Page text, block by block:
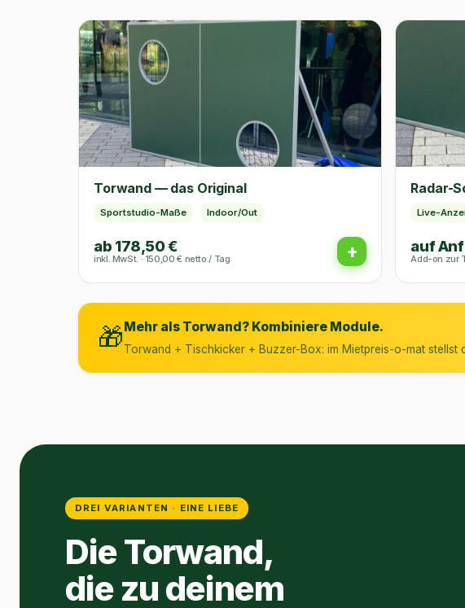
Torwand — das Original
Sportstudio-Maße Indoor/Out
ab 178,50 €
inkl. MwSt. · 150,00 € netto / Tag +
Radar-
Live-
auf
Add-on zur
🎁Mehr als Torwand? Kombiniere Module.
Torwand + Tischkicker + Buzzer-Box: im Mietpreis-o-mat
DREI VARIANTEN · EINE LIEBE
Die Torwand,
die zu deinem